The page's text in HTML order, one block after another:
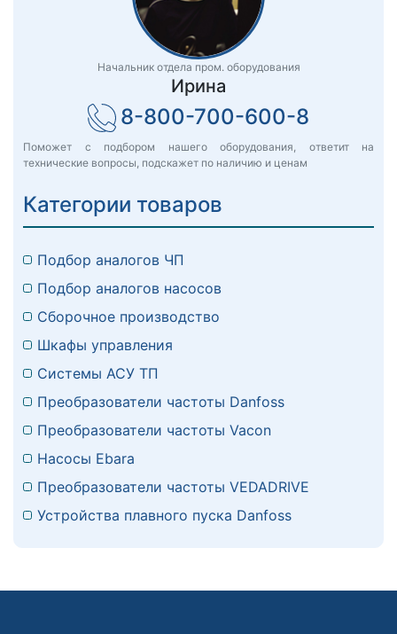
Начальник отдела пром. оборудования
Ирина
8-800-700-600-8
Поможет с подбором нашего оборудования, ответит на
технические вопросы, подскажет по наличию и ценам
Категории товаров
Подбор аналогов ЧП
Подбор аналогов насосов
Сборочное производство
Шкафы управления
Системы АСУ ТП
Преобразователи частоты Danfoss
Преобразователи частоты Vacon
Насосы Ebara
Преобразователи частоты VEDADRIVE
Устройства плавного пуска Danfoss